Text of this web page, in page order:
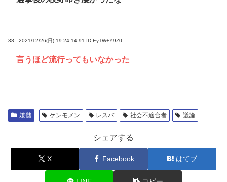
38 : 2021/12/26(日) 19:24:14.91 ID:EyTW+Y9Z0
言うほど流行ってもいなかった
嫌儲 ケンモメン レスバ 社会不適合者 議論
シェアする
X Facebook はてブ